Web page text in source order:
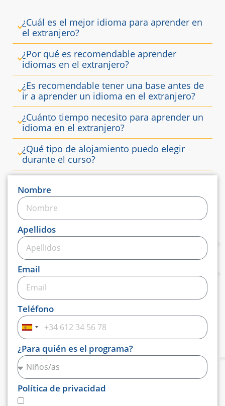
Nombre
Apellidos
Email
Teléfono
Spain
+34
¿Para quién es el programa?
Política de privacidad
¿Cuál es el mejor idioma para aprender en
el extranjero?
¿Por qué es recomendable aprender
idiomas en el extranjero?
¿Es recomendable tener una base antes de
ir a aprender un idioma en el extranjero?
¿Cuánto tiempo necesito para aprender un
idioma en el extranjero?
¿Qué tipo de alojamiento puedo elegir
durante el curso?